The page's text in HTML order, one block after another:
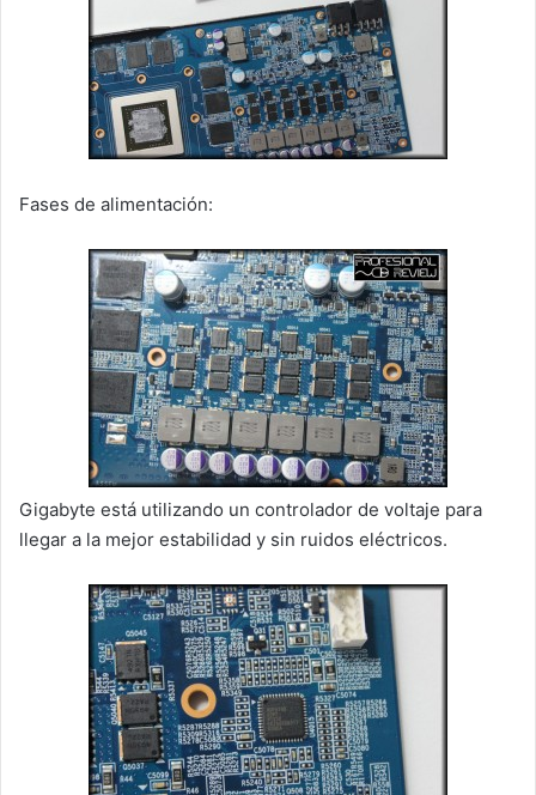
Fases de alimentación:
Gigabyte está utilizando un controlador de voltaje para
llegar a la mejor estabilidad y sin ruidos eléctricos.